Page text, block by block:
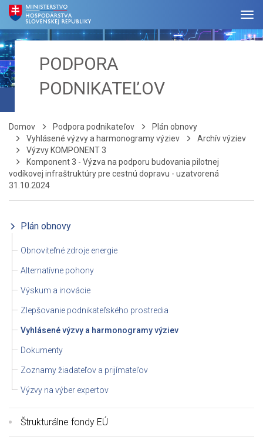
PODPORA
PODNIKATEĽOV
Domov Podpora podnikateľov
Plán obnovy
Vyhlásené výzvy a harmonogramy výziev
Archív výziev
Výzvy KOMPONENT 3
Komponent 3 - Výzva na podporu budovania pilotnej
vodíkovej infraštruktúry pre cestnú dopravu - uzatvorená
31.10.2024
Plán obnovy
Obnoviteľné zdroje energie
Alternatívne pohony
Výskum a inovácie
Zlepšovanie podnikateľského prostredia
Vyhlásené výzvy a harmonogramy výziev
Dokumenty
Zoznamy žiadateľov a prijímateľov
Výzvy na výber expertov
Štrukturálne fondy EÚ